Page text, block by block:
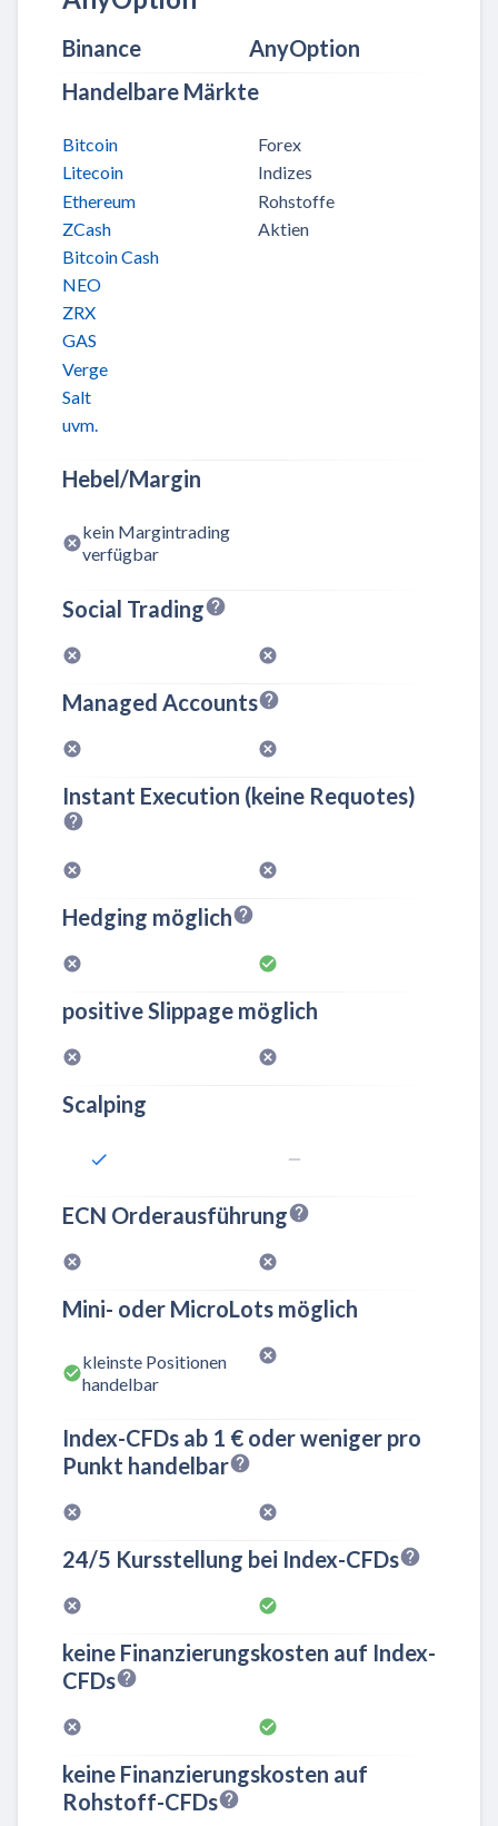
Binance
AnyOption
Handelbare Märkte
Bitcoin
Litecoin
Ethereum
ZCash
Bitcoin Cash
NEO
ZRX
GAS
Verge
Salt
uvm.
Forex
Indizes
Rohstoffe
Aktien
Hebel/Margin
kein Margintrading
verfügbar
Social Trading
Managed Accounts
Instant Execution (keine Requotes)
Hedging möglich
positive Slippage möglich
Scalping
ECN Orderausführung
Mini- oder MicroLots möglich
kleinste Positionen
handelbar
Index-CFDs ab 1 € oder weniger pro
Punkt handelbar
24/5 Kursstellung bei Index-CFDs
keine Finanzierungskosten auf Index-
CFDs
keine Finanzierungskosten auf
Rohstoff-CFDs